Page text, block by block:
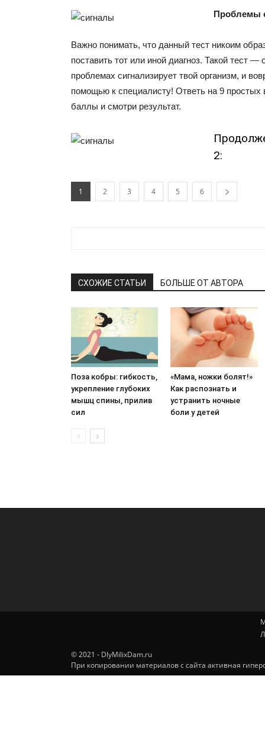
Проблемы
Важно понимать, что данный тест никоим
поставить тот или иной диагноз. Такой тест —
проблемах сигнализирует твой организм, и
помощью к специалисту! Ответь на 9 простых
баллы и смотри результат.
2:
1 2 3 4 5 6
СХОЖИЕ СТАТЬИ БОЛЬШЕ ОТ АВТОРА
Поза кобры: гибкость,
укрепление глубоких
мышц спины, прилив
сил
«Мама, ножки болят!»
Как распознать и
устранить ночные
боли у детей
© 2021 - DlyMilixDam.ru
При копировании материалов с сайта активная